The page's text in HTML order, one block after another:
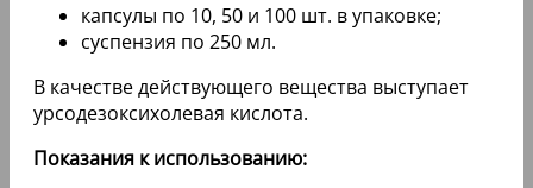
капсулы по 10, 50 и 100 шт. в упаковке;
суспензия по 250 мл.
В качестве действующего вещества выступает
урсодезоксихолевая кислота.
Показания к использованию: